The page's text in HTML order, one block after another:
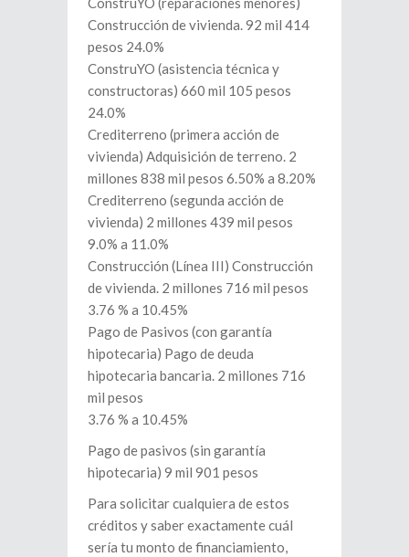
Construcción de vivienda. 92 mil 414
pesos 24.0%
ConstruYO (asistencia técnica y
constructoras) 660 mil 105 pesos
24.0%
Crediterreno (primera acción de
vivienda) Adquisición de terreno. 2
millones 838 mil pesos 6.50% a 8.20%
Crediterreno (segunda acción de
vivienda) 2 millones 439 mil pesos
9.0% a 11.0%
Construcción (Línea III) Construcción
de vivienda. 2 millones 716 mil pesos
3.76 % a 10.45%
Pago de Pasivos (con garantía
hipotecaria) Pago de deuda
hipotecaria bancaria. 2 millones 716
mil pesos
3.76 % a 10.45%
Pago de pasivos (sin garantía
hipotecaria) 9 mil 901 pesos
Para solicitar cualquiera de estos
créditos y saber exactamente cuál
sería tu monto de financiamiento,